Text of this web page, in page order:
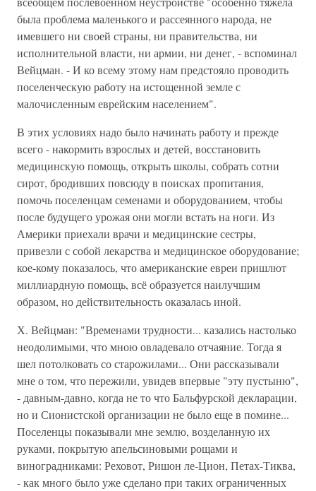
была проблема маленького и рассеянного народа, не
имевшего ни своей страны, ни правительства, ни
исполнительной власти, ни армии, ни денег, - вспоминал
Вейцман. - И ко всему этому нам предстояло проводить
поселенческую работу на истощенной земле с
малочисленным еврейским населением".
В этих условиях надо было начинать работу и прежде
всего - накормить взрослых и детей, восстановить
медицинскую помощь, открыть школы, собрать сотни
сирот, бродивших повсюду в поисках пропитания,
помочь поселенцам семенами и оборудованием, чтобы
после будущего урожая они могли встать на ноги. Из
Америки приехали врачи и медицинские сестры,
привезли с собой лекарства и медицинское оборудование;
кое-кому показалось, что американские евреи пришлют
миллиардную помощь, всё образуется наилучшим
образом, но действительность оказалась иной.
Х. Вейцман: "Временами трудности... казались настолько
неодолимыми, что мною овладевало отчаяние. Тогда я
шел потолковать со старожилами... Они рассказывали
мне о том, что пережили, увидев впервые "эту пустыню",
- давным-давно, когда не то что Бальфурской декларации,
но и Сионистской организации не было еще в помине...
Поселенцы показывали мне землю, возделанную их
руками, покрытую апельсиновыми рощами и
виноградниками: Реховот, Ришон ле-Цион, Петах-Тиква,
- как много было уже сделано при таких ограниченных